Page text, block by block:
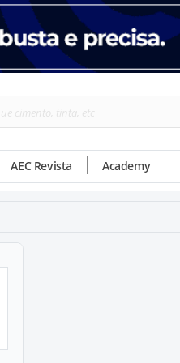
AEC Revista Academy